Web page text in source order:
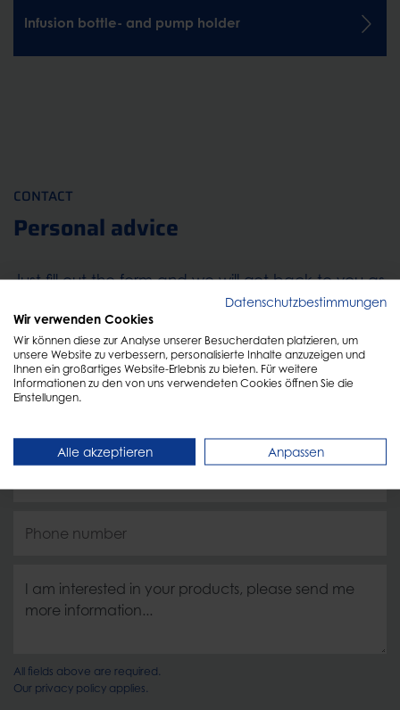
Infusion bottle- and pump holder
CONTACT
Personal advice
Just fill out the form and we will get back to you as
All fields above are required.
Our privacy policy applies.
Datenschutzbestimmungen
Wir verwenden Cookies
Wir können diese zur Analyse unserer Besucherdaten platzieren, um
unsere Website zu verbessern, personalisierte Inhalte anzuzeigen und
Ihnen ein großartiges Website-Erlebnis zu bieten. Für weitere
Informationen zu den von uns verwendeten Cookies öffnen Sie die
Einstellungen.
Alle akzeptieren Anpassen